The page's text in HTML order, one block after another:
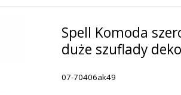
Spell Komoda
duże szuflady
07-70406ak49